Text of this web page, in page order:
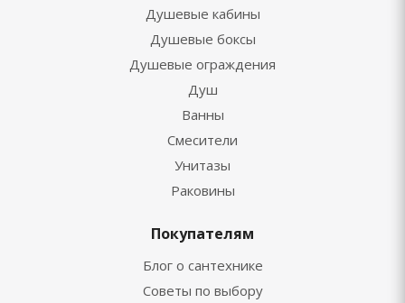
Душевые кабины
Душевые боксы
Душевые ограждения
Душ
Ванны
Смесители
Унитазы
Раковины
Покупателям
Блог о сантехнике
Советы по выбору